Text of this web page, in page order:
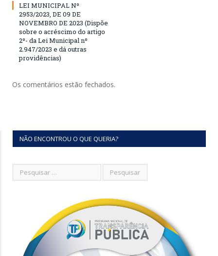
LEI MUNICIPAL Nº
2953/2023, DE 09 DE
NOVEMBRO DE 2023 (Dispõe
sobre o acréscimo do artigo
2º- da Lei Municipal nº
2.947/2023 e dá outras
providências)
Os comentários estão fechados.
NÃO ENCONTROU O QUE QUERIA?